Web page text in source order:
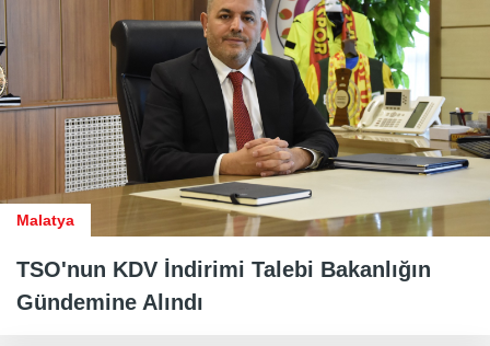
Malatya
TSO'nun KDV İndirimi Talebi Bakanlığın
Gündemine Alındı